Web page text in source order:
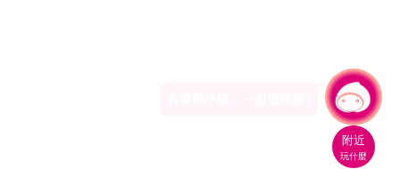
附近
玩什麼